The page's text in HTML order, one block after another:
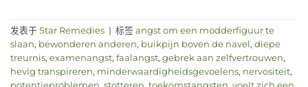
发表于 Star Remedies | 标签 angst om een modderfiguur te
slaan, bewonderen anderen, buikpijn boven de navel, diepe
treurnis, examenangst, faalangst, gebrek aan zelfvertrouwen,
hevig transpireren, minderwaardigheidsgevoelens, nervositeit,